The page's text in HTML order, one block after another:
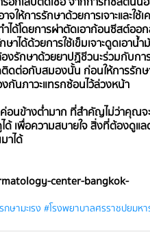
ห้การรักษาด้วยการเจาะและใช้
ด้โดยการผ่าตัดเอาก้อนซีสต์ออ
ได้ด้วยการใช้เข็มเจาะดูดเอาน้
รักษาด้วยยาปฏิชีวนะร่วมกับกา
ดต่อกับสมองนั้น ก่อนให้การรัก
กันภาวะแทรกซ้อนไว้ล่วงหน้า
ค่อนข้างต่ำมาก ที่สำคัญไม่ว่าคุณ
เพื่อความสบายใจ สิ่งที่ต้องดูแล
าได้
center-bangkok-
ษามะเรง #โรงพยาบาลศรราชปยมห